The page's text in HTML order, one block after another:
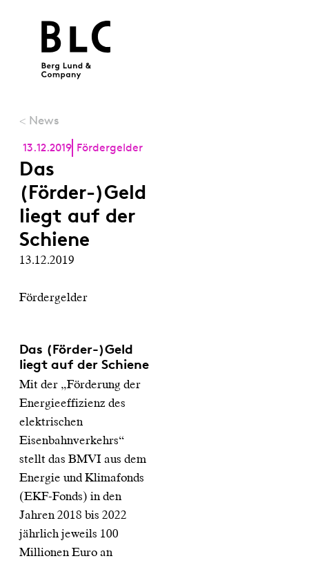
< News
13.12.2019 Fördergelder
Das
(Förder-)Geld
liegt auf der
Schiene
13.12.2019
Fördergelder
Das (Förder-)Geld
liegt auf der Schiene
Mit der „Förderung der
Energieeffizienz des
elektrischen
Eisenbahnverkehrs“
stellt das BMVI aus dem
Energie und Klimafonds
(EKF-Fonds) in den
Jahren 2018 bis 2022
jährlich jeweils 100
Millionen Euro an